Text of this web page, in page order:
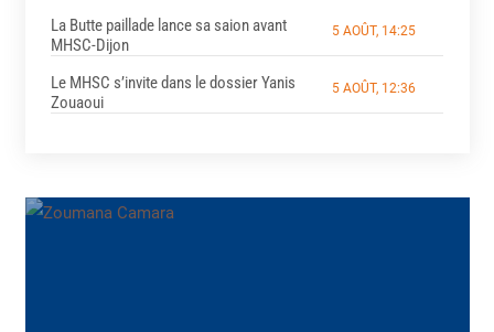
La Butte paillade lance sa saion avant
MHSC-Dijon
5 AOÛT, 14:25
Le MHSC s’invite dans le dossier Yanis
Zouaoui
5 AOÛT, 12:36